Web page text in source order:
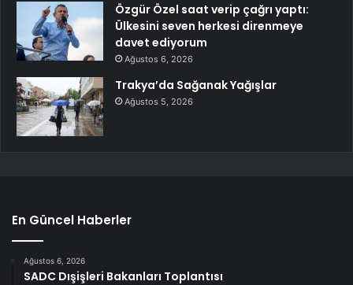
Özgür Özel saat verip çağrı yaptı:
Ülkesini seven herkesi direnmeye
davet ediyorum
Ağustos 6, 2026
Trakya’da Sağanak Yağışlar
Ağustos 5, 2026
En Güncel Haberler
Ağustos 6, 2026
SADC Dışişleri Bakanları Toplantısı